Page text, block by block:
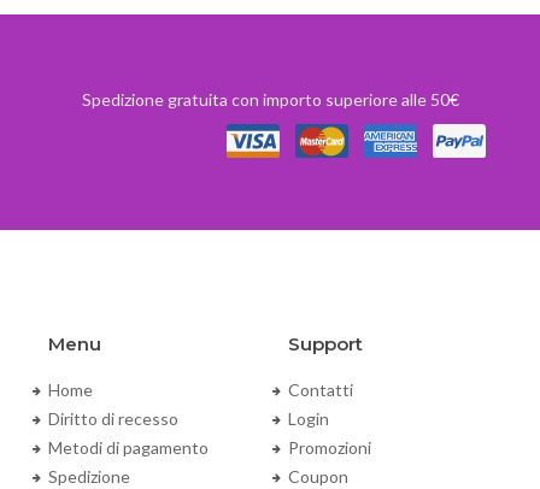
Spedizione gratuita con importo superiore alle 50€
Menu
Home
Diritto di recesso
Metodi di pagamento
Spedizione
Support
Contatti
Login
Promozioni
Coupon